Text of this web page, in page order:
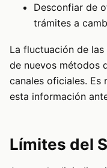
Desconfiar de
trámites a
La fluctuación de
de nuevos métodos
canales oficiales. Es
esta información
Límites del